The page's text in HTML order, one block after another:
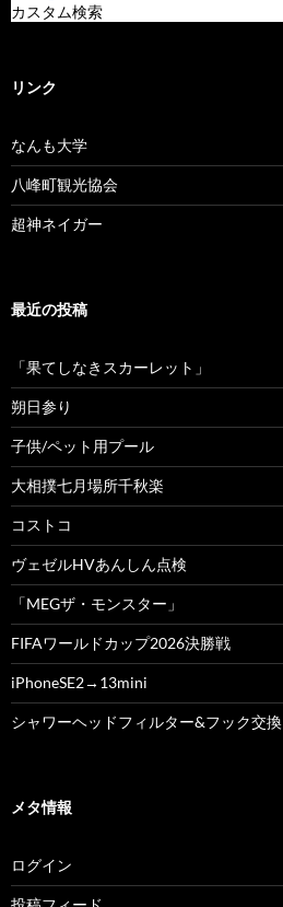
カスタム検索
リンク
なんも大学
八峰町観光協会
超神ネイガー
最近の投稿
「果てしなきスカーレット」
朔日参り
子供/ペット用プール
大相撲七月場所千秋楽
コストコ
ヴェゼルHVあんしん点検
「MEGザ・モンスター」
FIFAワールドカップ2026決勝戦
iPhoneSE2→13mini
シャワーヘッドフィルター&フック交換
メタ情報
ログイン